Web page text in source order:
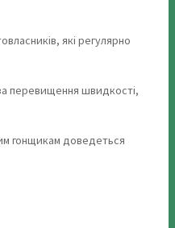
які регулярно
перевищення швидкості,
гонщикам доведеться